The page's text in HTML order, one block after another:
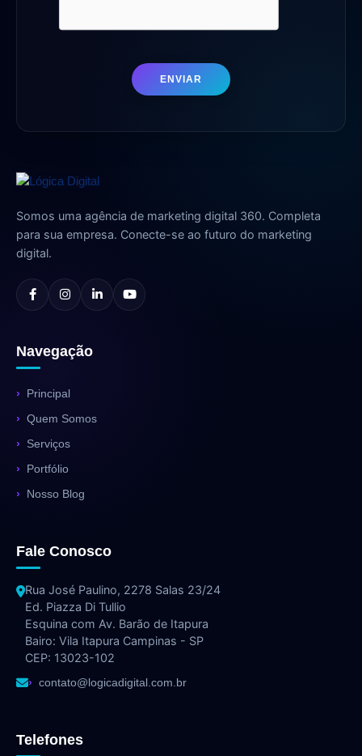
ENVIAR
Somos uma agência de marketing digital 360. Completa
para sua empresa. Conecte-se ao futuro do marketing
digital.
Navegação
Principal
Quem Somos
Serviços
Portfólio
Nosso Blog
Fale Conosco
Rua José Paulino, 2278 Salas 23/24
Ed. Piazza Di Tullio
Esquina com Av. Barão de Itapura
Bairo: Vila Itapura Campinas - SP
CEP: 13023-102
contato@logicadigital.com.br
Telefones